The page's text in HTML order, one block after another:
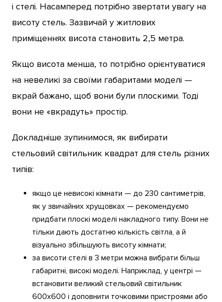
і стелі. Насамперед потрібно звертати увагу на
висоту стель. Зазвичай у житлових
приміщеннях висота становить 2,5 метра.
Якщо висота менша, то потрібно орієнтуватися
на невеликі за своїми габаритами моделі —
вкрай бажано, щоб вони були плоскими. Тоді
вони не «вкрадуть» простір.
Докладніше зупинимося, як вибирати
стельовий світильник квадрат для стель різних
типів:
якщо це невисокі кімнати — до 230 сантиметрів,
як у звичайних хрущовках — рекомендуємо
придбати плоскі моделі накладного типу. Вони не
тільки дають достатню кількість світла, а й
візуально збільшують висоту кімнати;
за висоти стелі в 3 метри можна вибрати більш
габаритні, високі моделі. Наприклад, у центрі —
встановити великий стельовий світильник
600х600 і доповнити точковими пристроями або